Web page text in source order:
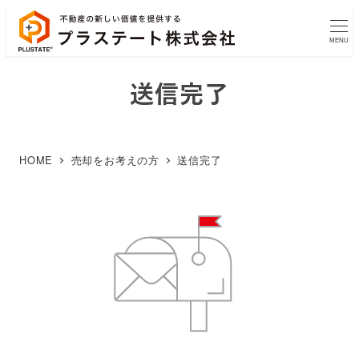
MENU
送信完了
HOME 売却をお考えの方 送信完了